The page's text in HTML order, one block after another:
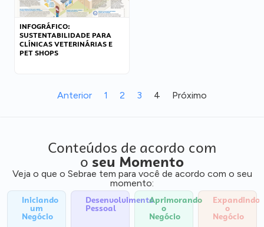
INFOGRÁFICO:
SUSTENTABILIDADE PARA
CLÍNICAS VETERINÁRIAS E
PET SHOPS
Anterior 1 2 3 4 Próximo
Conteúdos de acordo com
o seu Momento
Veja o que o Sebrae tem para você de acordo com o seu
momento:
Iniciando
um
Negócio
Desenvolvimento
Pessoal
Aprimorando
o
Negócio
Expandindo
o
Negócio